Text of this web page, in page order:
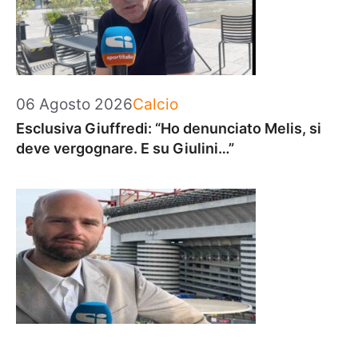
06 Agosto 2026Categorie
Calcio
Esclusiva Giuffredi: “Ho denunciato Melis, si
deve vergognare. E su Giulini…”